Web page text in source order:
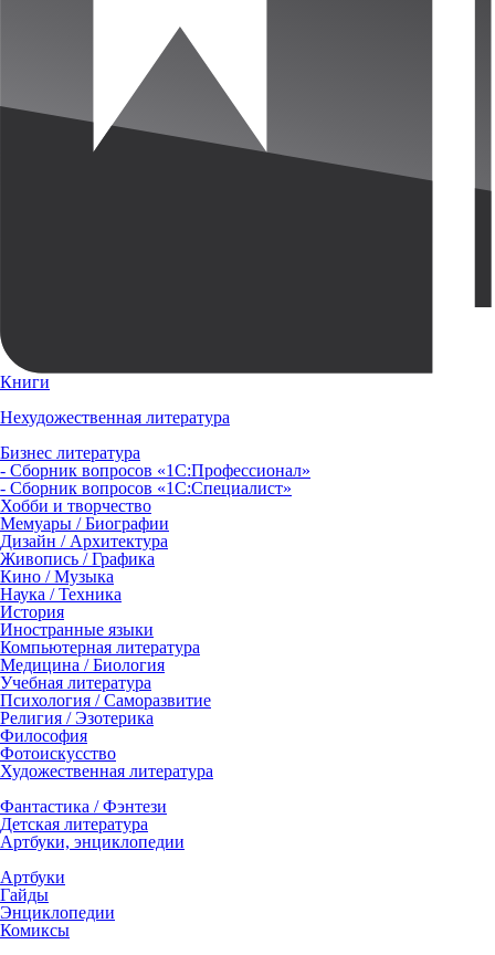
Книги
Нехудожественная литература
Бизнес литература
- Сборник вопросов «1С:Профессионал»
- Сборник вопросов «1С:Специалист»
Хобби и творчество
Мемуары / Биографии
Дизайн / Архитектура
Живопись / Графика
Кино / Музыка
Наука / Техника
История
Иностранные языки
Компьютерная литература
Медицина / Биология
Учебная литература
Психология / Саморазвитие
Религия / Эзотерика
Философия
Фотоискусство
Художественная литература
Фантастика / Фэнтези
Детская литература
Артбуки, энциклопедии
Артбуки
Гайды
Энциклопедии
Комиксы